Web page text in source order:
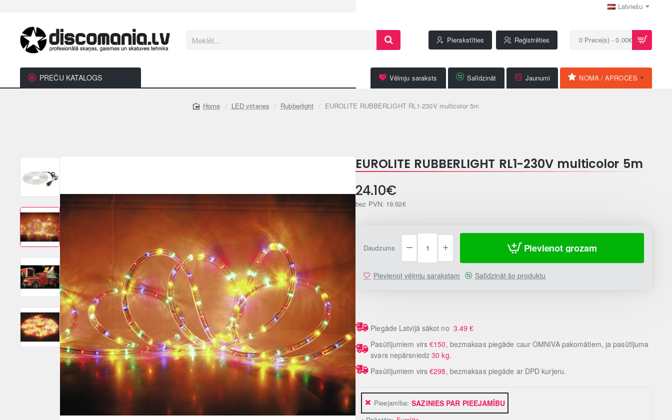
Latviešu
Meklēt... Pierakstīties Reģistrēties 0 Prece(s) - 0.00€
PREČU KATALOGS Vēlmju saraksts Salīdzināt Jaunumi NOMA / APROCES
home
LED virtenes Rubberlight EUROLITE RUBBERLIGHT RL1-230V multicolor 5m
EUROLITE RUBBERLIGHT RL1-230V multicolor 5m
Pieejamība: SAZINIES PAR PIEEJAMĪBU
24.10€
bez PVN: 19.92€
Daudzums Pievienot grozam
Pievienot vēlmju sarakstam Salīdzināt šo produktu
Piegāde Latvijā sākot no 3.49€
Pasūtījumiem virs€150, bezmaksas piegāde caur OMNIVA pakomātiem, ja pasūtījuma
svars nepārsniedz30 kg.
Pasūtījumiem virs€298, bezmaksas piegāde ar DPD kurjeru.